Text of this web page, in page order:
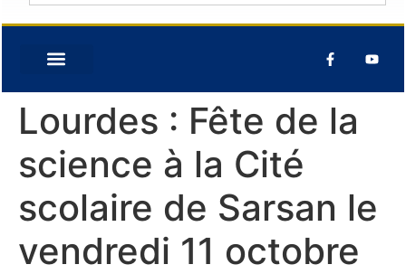
Lourdes : Fête de la
science à la Cité
scolaire de Sarsan le
vendredi 11 octobre